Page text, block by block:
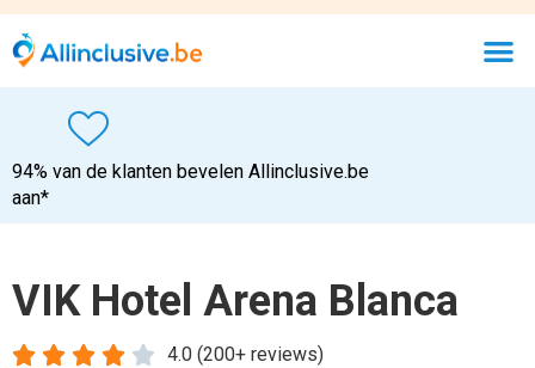
94% van de klanten bevelen Allinclusive.be
aan*
VIK Hotel Arena Blanca
4.0 (200+ reviews)
    